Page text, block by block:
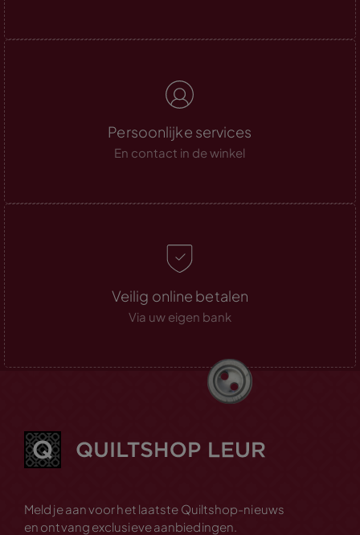
Persoonlijke services
En contact in de winkel
Veilig online betalen
Via uw eigen bank
Meld je aan voor het laatste Quiltshop-nieuws
en ontvang exclusieve aanbiedingen.